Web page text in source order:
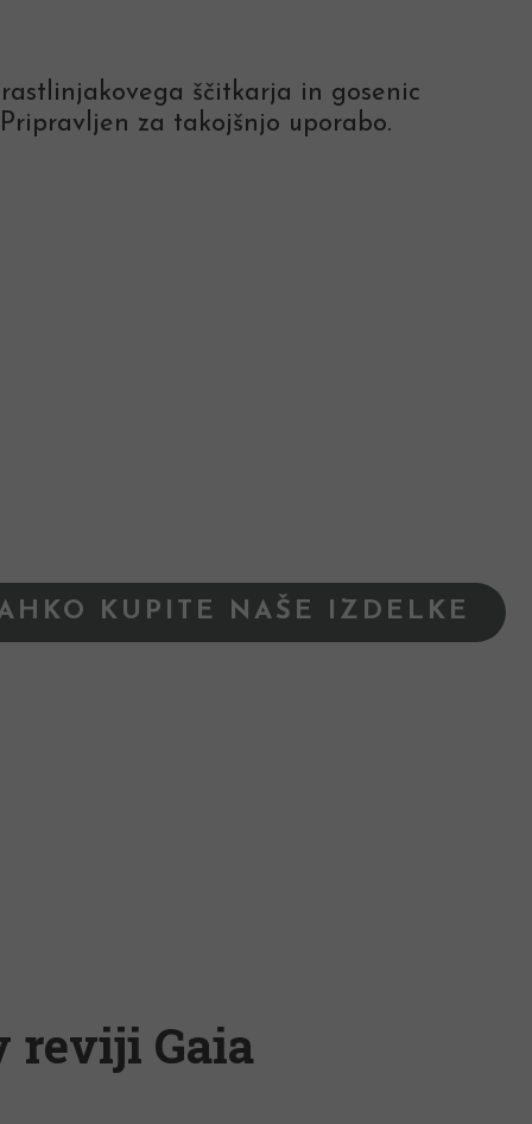
ščitkarja in gosenic
za takojšnjo uporabo.
KUPITE NAŠE IZDELKE
reviji Gaia